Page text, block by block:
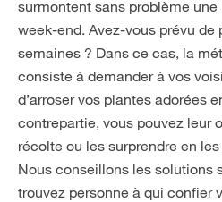
surmontent sans problème une
week-end. Avez-vous prévu de
semaines ? Dans ce cas, la
consiste à demander à vos
d’arroser vos plantes adorées
contrepartie, vous pouvez leur
récolte ou les surprendre en
Nous conseillons les solutions
trouvez personne à qui confier